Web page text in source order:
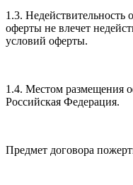
1.3. Недействительность
оферты не влечет
условий оферты.
1.4. Местом размещения
Российская Федерация.
Предмет договора